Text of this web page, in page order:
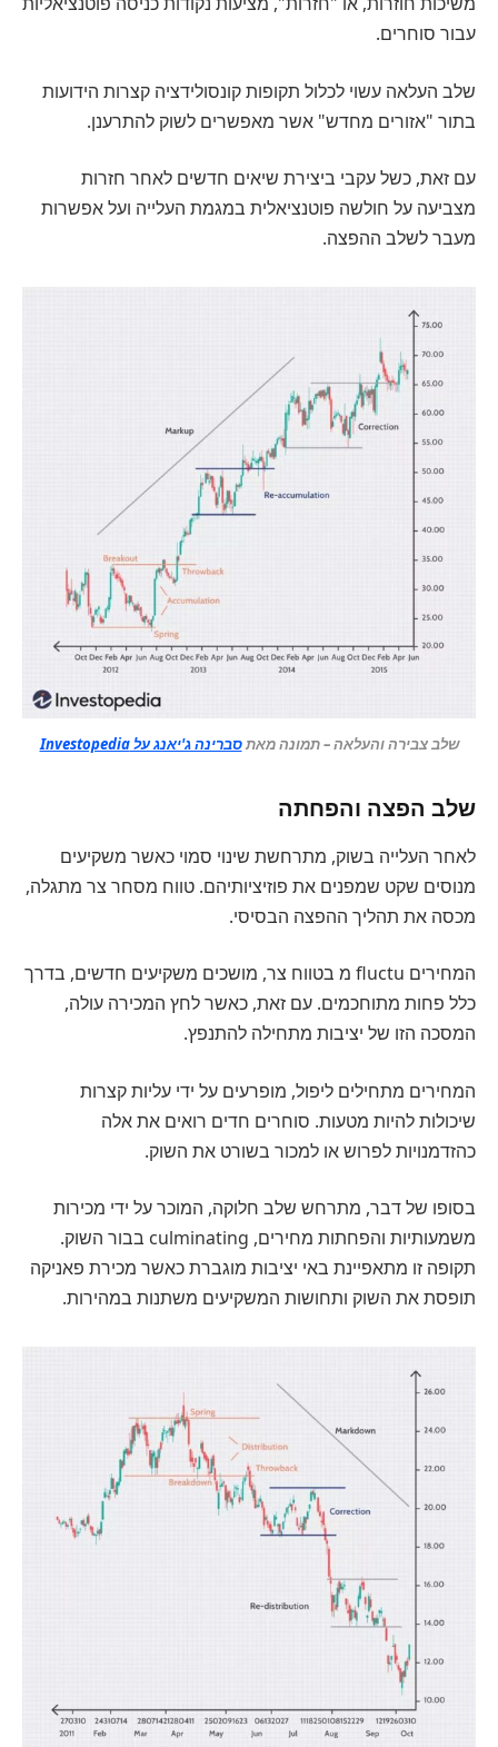
עבור סוחרים.
שלב העלאה עשוי לכלול תקופות קונסולידציה קצרות הידועות
בתור "אזורים מחדש" אשר מאפשרים לשוק להתרענן.
עם זאת, כשל עקבי ביצירת שיאים חדשים לאחר חזרות
מצביעה על חולשה פוטנציאלית במגמת העלייה ועל אפשרות
מעבר לשלב ההפצה.
שלב צבירה והעלאה – תמונה מאתסברינה ג'יאנג על Investopedia
שלב הפצה והפחתה
לאחר העלייה בשוק, מתרחשת שינוי סמוי כאשר משקיעים
מנוסים שקט שמפנים את פוזיציותיהם. טווח מסחר צר מתגלה,
מכסה את תהליך ההפצה הבסיסי.
המחירים fluctu מ בטווח צר, מושכים משקיעים חדשים, בדרך
כלל פחות מתוחכמים. עם זאת, כאשר לחץ המכירה עולה,
המסכה הזו של יציבות מתחילה להתנפץ.
המחירים מתחילים ליפול, מופרעים על ידי עליות קצרות
שיכולות להיות מטעות. סוחרים חדים רואים את אלה
כהזדמנויות לפרוש או למכור בשורט את השוק.
בסופו של דבר, מתרחש שלב חלוקה, המוכר על ידי מכירות
משמעותיות והפחתות מחירים, culminating בבור השוק.
תקופה זו מתאפיינת באי יציבות מוגברת כאשר מכירת פאניקה
תופסת את השוק ותחושות המשקיעים משתנות במהירות.